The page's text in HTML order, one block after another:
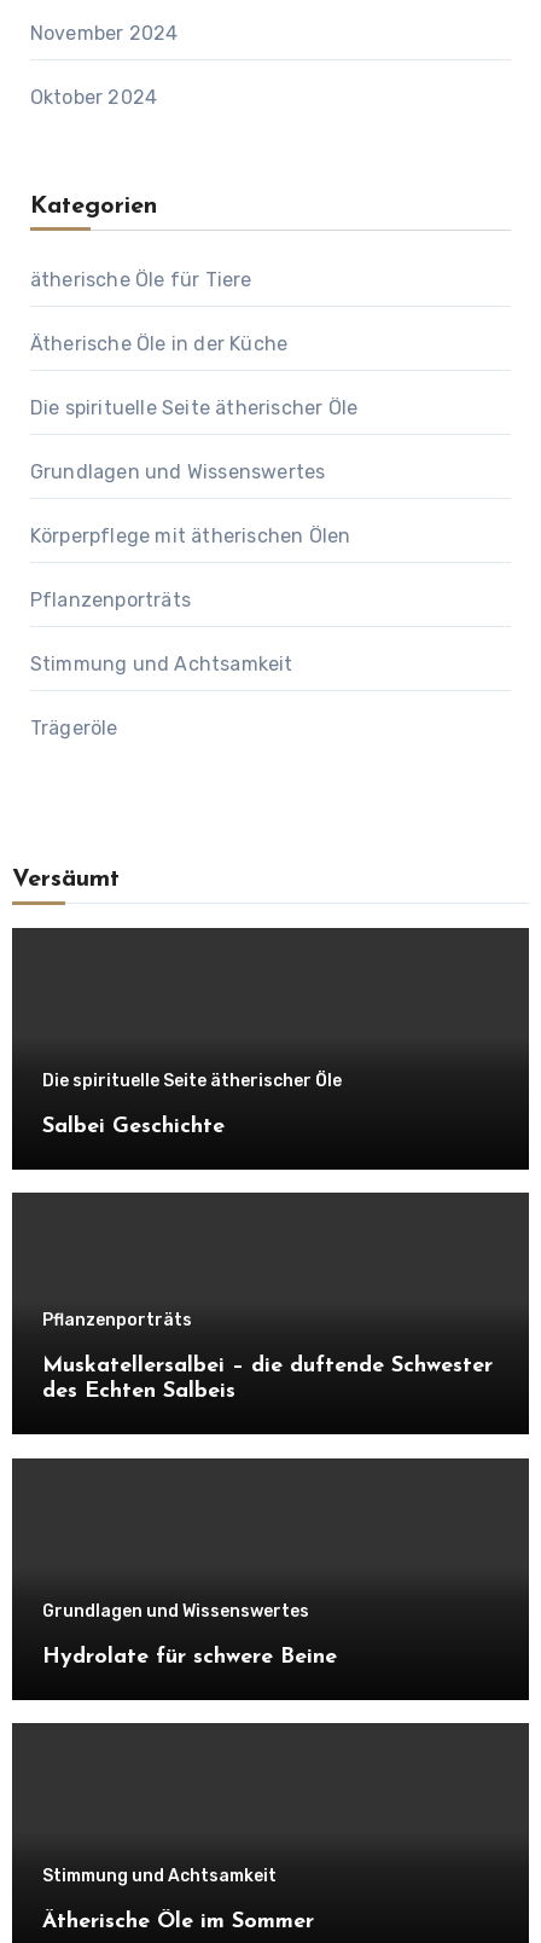
November 2024
Oktober 2024
Kategorien
ätherische Öle für Tiere
Ätherische Öle in der Küche
Die spirituelle Seite ätherischer Öle
Grundlagen und Wissenswertes
Körperpflege mit ätherischen Ölen
Pflanzenporträts
Stimmung und Achtsamkeit
Trägeröle
Versäumt
Die spirituelle Seite ätherischer Öle
Salbei Geschichte
Pflanzenporträts
Muskatellersalbei – die duftende Schwester
des Echten Salbeis
Grundlagen und Wissenswertes
Hydrolate für schwere Beine
Stimmung und Achtsamkeit
Ätherische Öle im Sommer